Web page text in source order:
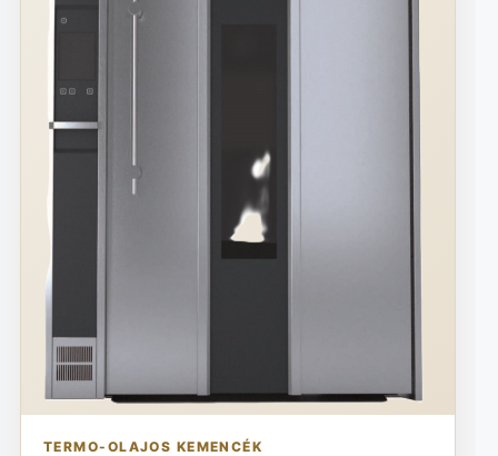
TERMO-OLAJOS KEMENCÉK